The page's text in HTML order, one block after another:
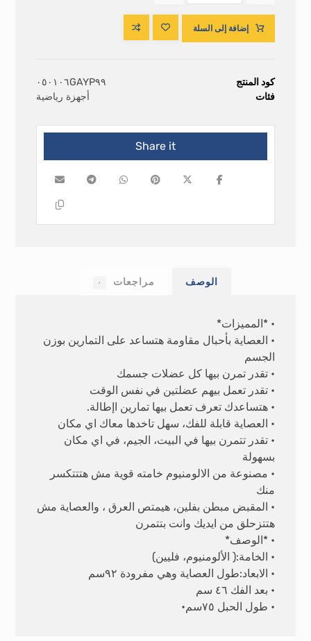
إضافة إلى السلة
كود المنتج
٠٥٠١٠٦GAYP٩٩
فئات
أجهزة رياضية
الوصف مراجعات ٠
• *المميزات*
• العصاية بأحبال مقاومة هتساعد على التمارين بوزن
الجسم
• تقدر تمرن بيها كل عضلات جسمك
• تقدر تعمل بيهم عضلتين في نفس الوقت
• هتساعدك تعرف تعمل بيها تمارين اإطالة.
• العصاية قابلة للفك، سهل تاخدها معاك اي مكان
• تقدر تتمرن بيها في البيت، الجيم، في اي مكان
بسهولة
• مصنوعة من الالومنيوم خامته قوية مش هتتتكسر
منك
• المقبض مبطن بفلين، هيمتص العرق ، والعصاية مش
هتتزحلق من ايديك وانت بتتمرن
• *الوصف*
• الخامة:( الألومنيوم، فليين)
• الابعاد:طول العصاية وهي مفرودة ٩٢سم
• بعد الفك ٤٦ سم
• طول الحبل ٧٥سم•